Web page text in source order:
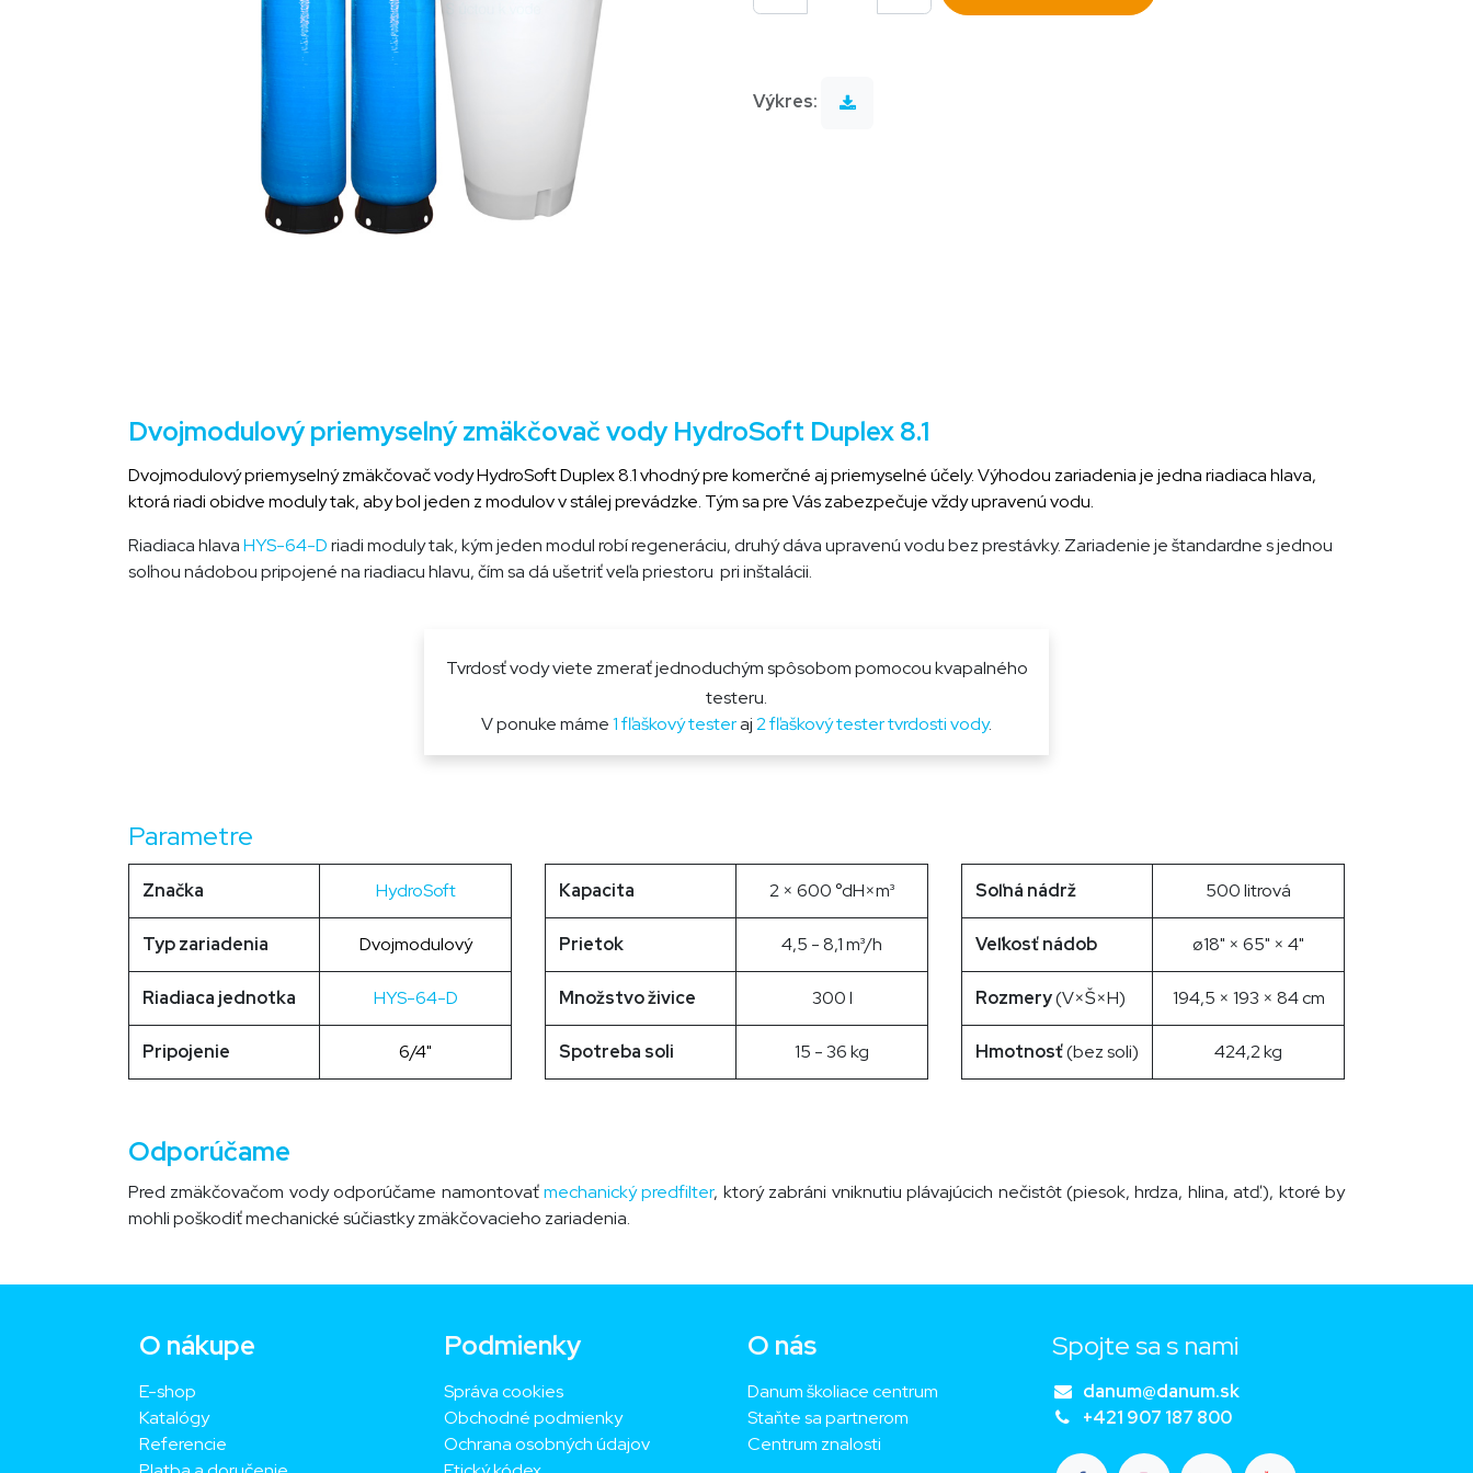
Výkres:
Dvojmodulový priemyselný zmäkčovač vody HydroSoft Duplex 8.1
Dvojmodulový priemyselný zmäkčovač vody HydroSoft Duplex 8.1 vhodný pre komerčné aj priemyselné účely. Výhodou zariadenia je jedna riadiaca hlava,
ktorá riadi obidve moduly tak, aby bol jeden z modulov v stálej prevádzke. Tým sa pre Vás zabezpečuje vždy upravenú vodu.
Riadiaca hlavaHYS-64-Driadi moduly tak, kým jeden modul robí regeneráciu, druhý dáva upravenú vodu bez prestávky. Zariadenie je štandardne s jednou
soľnou nádobou pripojené na riadiacu hlavu, čím sa dá ušetriť veľa priestoru pri inštalácii.
Tvrdosť vody viete zmerať jednoduchým spôsobom pomocou kvapalného
testeru.
V ponuke máme1 fľaškový testeraj2 fľaškový tester tvrdosti vody.
Parametre
Značka HydroSoft
Typ zariadenia Dvojmodulový
Riadiaca jednotka HYS-64-D
Pripojenie 6/4"
Kapacita 2 × 600 °dH×m³
Prietok 4,5 - 8,1 m³/h
Množstvo živice 300 l
Spotreba soli 15 - 36 kg
Soľná nádrž 500 litrová
Veľkosť nádob ø18" × 65" × 4"
Rozmery(V×Š×H) 194,5 × 193 × 84 cm
Hmotnosť(bez soli) 424,2 kg
Odporúčame
Pred zmäkčovačom vody odporúčame namontovaťmechanický predfilter, ktorý zabráni vniknutiu plávajúcich nečistôt (piesok, hrdza, hlina, atď.), ktoré by
mohli poškodiť mechanické súčiastky zmäkčovacieho zariadenia.
O nákupe
E-shop
Katalógy
Referencie
Podmienky
Správa cookies
Obchodné podmienky
Ochrana osobných údajov
O nás
Danum školiace centrum
Staňte sa partnerom
Centrum znalosti
Spojte sa s nami
danum@danum.sk
+421 907 187 800